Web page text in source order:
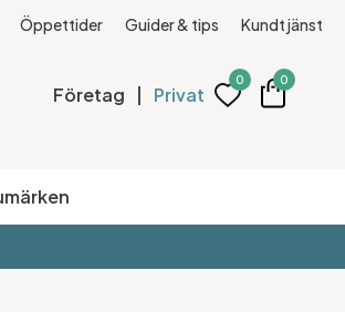
Öppettider Guider & tips Kundtjänst
Företag | Privat
0 0